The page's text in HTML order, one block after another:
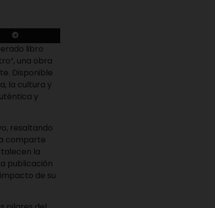
libro
una obra
Disponible
la cultura y
y
resaltando
comparte
la
publicación
de su